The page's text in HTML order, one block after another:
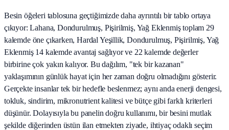
Besin öğeleri tablosuna geçtiğimizde daha ayrıntılı bir tablo ortaya
çıkıyor: Lahana, Dondurulmuş, Pişirilmiş, Yağ Eklenmiş toplam 29
kalemde öne çıkarken, Hardal Yeşillik, Dondurulmuş, Pişirilmiş, Yağ
Eklenmiş 14 kalemde avantaj sağlıyor ve 22 kalemde değerler
birbirine çok yakın kalıyor. Bu dağılım, "tek bir kazanan"
yaklaşımının günlük hayat için her zaman doğru olmadığını gösterir.
Gerçekte insanlar tek bir hedefle beslenmez; aynı anda enerji dengesi,
tokluk, sindirim, mikronutrient kalitesi ve bütçe gibi farklı kriterleri
düşünür. Dolayısıyla bu panelin doğru kullanımı, bir besini mutlak
şekilde diğerinden üstün ilan etmekten ziyade, ihtiyaç odaklı seçim